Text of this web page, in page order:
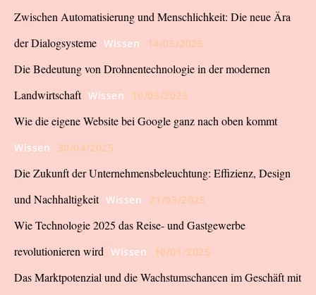
Zwischen Automatisierung und Menschlichkeit: Die neue Ära
der Dialogsysteme Wissen 14/05/2025
Die Bedeutung von Drohnentechnologie in der modernen
Landwirtschaft Wissen 10/05/2025
Wie die eigene Website bei Google ganz nach oben kommt
Wissen 30/04/2025
Die Zukunft der Unternehmensbeleuchtung: Effizienz, Design
und Nachhaltigkeit Wissen 21/03/2025
Wie Technologie 2025 das Reise- und Gastgewerbe
revolutionieren wird Wissen 10/01/2025
Das Marktpotenzial und die Wachstumschancen im Geschäft mit